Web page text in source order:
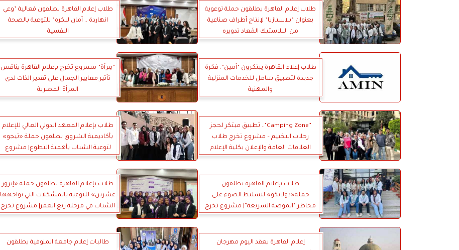
طلاب إعلام القاهرة يطلقون حملة توعوية
بعنوان ”بلاستازيا” لإنتاج أطراف صناعية
من البلاستيك المُعاد تدويره
طلاب إعلام القاهرة يطلقون فعالية ”وعي
انهاردة .. أمان لبكرة” للتوعية بالصحة
النفسية
طلاب إعلام القاهرة يبتكرون ”أمين”: فكرة
جديدة لتطبيق شامل للخدمات المنزلية
والمهنية
”مِرآة” مشروع تخرج بإعلام القاهرة يناقش
تأثير معايير الجمال على تقدير الذات لدى
المرأة المصرية
”Camping Zone”.. تطبيق مبتكر لحجز
رحلات التخييم – مشروع تخرج طلاب
العلاقات العامة والإعلان بكلية الإعلام
طلاب بإعلام المعهد الدولي العالي للإعلام
بأكاديمية الشروق يطلقون حملة «تيجو»
لتوعية الشباب بأهمية التطوع| مشروع
طلاب بإعلام القاهرة يطلقون
حملة«دولابكو» لتسليط الضوء على
مخاطر “الموضة السريعة”| مشروع تخرج
طلاب بإعلام القاهرة يطلقون حملة «إيرور
عشرين» للتوعية بالمشكلات التي يواجهها
الشباب في مرحلة ربع العمر| مشروع تخرج
إعلام القاهرة يعقد اليوم مهرجان
طالبات إعلام جامعة المنوفية يطلقون